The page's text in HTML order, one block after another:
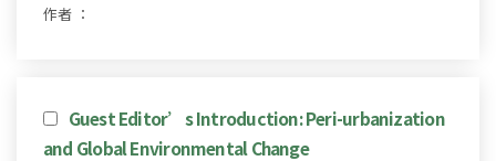
作者 ：
Guest Editor’s Introduction: Peri-urbanization
and Global Environmental Change